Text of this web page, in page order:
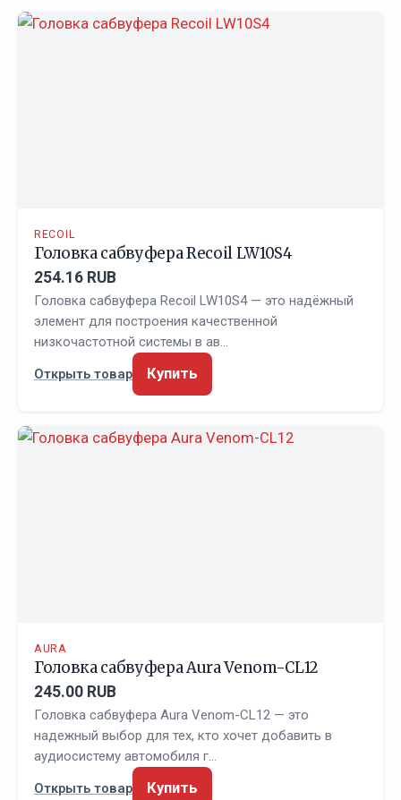
RECOIL
Головка сабвуфера Recoil LW10S4
254.16 RUB
Головка сабвуфера Recoil LW10S4 — это надёжный
элемент для построения качественной
низкочастотной системы в ав…
Открыть товар
Купить
AURA
Головка сабвуфера Aura Venom-CL12
245.00 RUB
Головка сабвуфера Aura Venom-CL12 — это
надежный выбор для тех, кто хочет добавить в
аудиосистему автомобиля г…
Открыть товар
Купить